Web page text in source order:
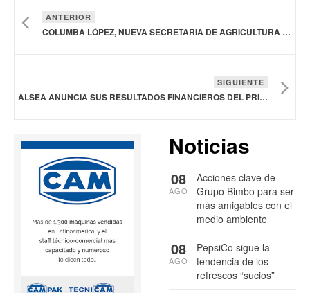
ANTERIOR
COLUMBA LÓPEZ, NUEVA SECRETARIA DE AGRICULTURA Y DESARROLLO RURAL; BERDEGUÉ APOYARÁ EN TEMAS INTERNACIONALES
SIGUIENTE
ALSEA ANUNCIA SUS RESULTADOS FINANCIEROS DEL PRIMER TRIMESTRE DE 2026
Noticias
Acciones clave de
Grupo Bimbo para ser
más amigables con el
medio ambiente
08
AGO
PepsiCo sigue la
tendencia de los
refrescos “sucios”
08
AGO